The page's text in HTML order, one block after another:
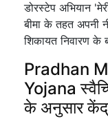
डोरस्टेप अभियान
बीमा के तहत अपनी
शिकायत निवारण के
Pradhan
Yojana
के अनुसार